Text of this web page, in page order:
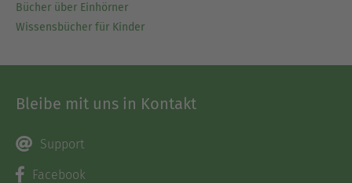
Bücher über Einhörner
Wissensbücher für Kinder
Bleibe mit uns in Kontakt
Support
Facebook